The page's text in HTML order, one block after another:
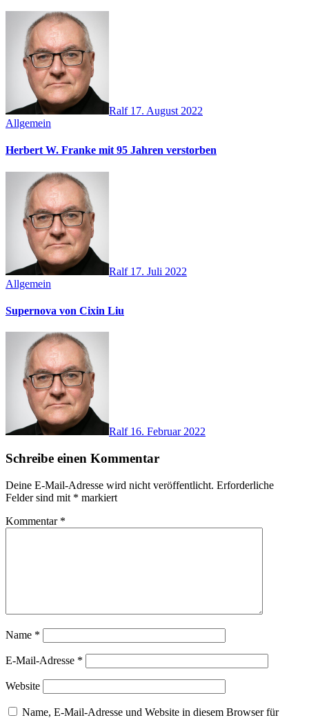
Ralf 17. August 2022
Allgemein
Herbert W. Franke mit 95 Jahren verstorben
Ralf 17. Juli 2022
Allgemein
Supernova von Cixin Liu
Ralf 16. Februar 2022
Schreibe einen Kommentar
Deine E-Mail-Adresse wird nicht veröffentlicht. Erforderliche
Felder sind mit * markiert
Kommentar *
Name *
E-Mail-Adresse *
Website
Name, E-Mail-Adresse und Website in diesem Browser für